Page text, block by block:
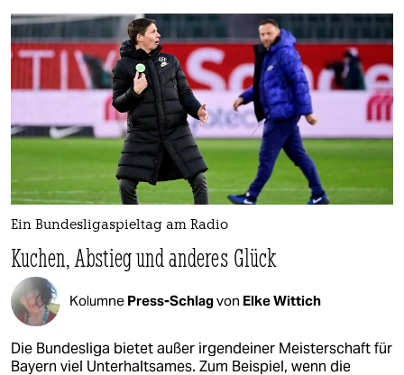
Ein Bundesligaspieltag am Radio
Kuchen, Abstieg und anderes Glück
Kolumne Press-Schlagvon Elke Wittich
Die Bundesliga bietet außer irgendeiner Meisterschaft für
Bayern viel Unterhaltsames. Zum Beispiel, wenn die